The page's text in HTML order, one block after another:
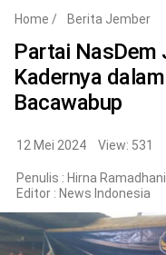
Nasional
Korupsi
Politik
Home / Berita Jember
Partai NasDem
Kadernya
Bacawabup
12 Mei 2024 View: 531
Penulis : Hirna
Editor : News Indonesia